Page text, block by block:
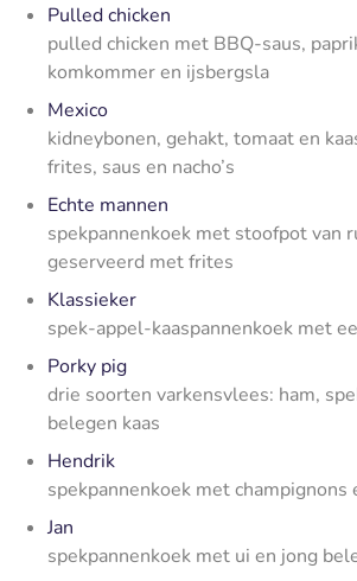
Pulled chicken
pulled chicken met BBQ-saus,
komkommer en ijsbergsla
Mexico
kidneybonen, gehakt, tomaat en
frites, saus en nacho’s
Echte mannen
spekpannenkoek met stoofpot van
geserveerd met frites
Klassieker
spek-appel-kaaspannenkoek met
Porky pig
drie soorten varkensvlees: ham,
belegen kaas
Hendrik
spekpannenkoek met champignons
Jan
spekpannenkoek met ui en jong